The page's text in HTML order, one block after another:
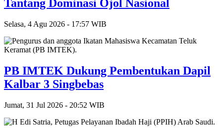
Tantang Dominasi Ojol Nasional
Selasa, 4 Agu 2026 - 17:57 WIB
PB IMTEK Dukung Pembentukan Dapil
Kalbar 3 Singbebas
Jumat, 31 Jul 2026 - 20:52 WIB